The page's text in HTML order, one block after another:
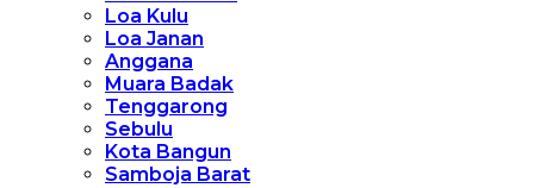
Loa Kulu
Loa Janan
Anggana
Muara Badak
Tenggarong
Sebulu
Kota Bangun
Samboja Barat